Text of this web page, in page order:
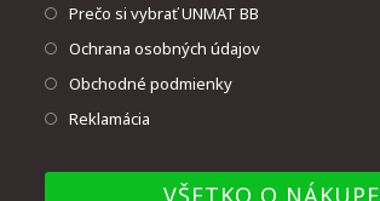
Prečo si vybrať UNMAT BB
Ochrana osobných údajov
Obchodné podmienky
Reklamácia
VŠETKO O NÁKUPE